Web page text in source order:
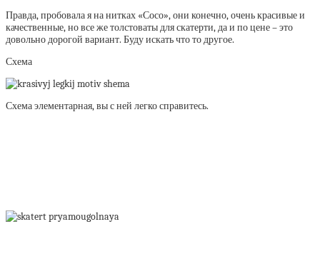
Правда, пробовала я на нитках «Сосо», они конечно, очень красивые и
качественные, но все же толстоваты для скатерти, да и по цене – это
довольно дорогой вариант. Буду искать что то другое.
Схема
Схема элементарная, вы с ней легко справитесь.